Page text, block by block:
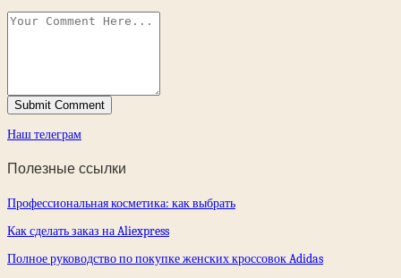
Наш телеграм
Полезные ссылки
Профессиональная косметика: как выбрать
Как сделать заказ на Aliexpress
Полное руководство по покупке женских кроссовок Adidas